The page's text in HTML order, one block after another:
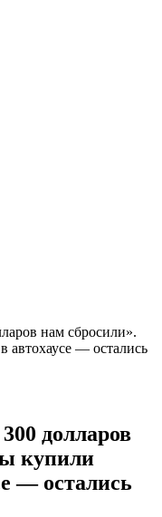
нам сбросили».
автохаусе — остались
долларов
купили
— остались